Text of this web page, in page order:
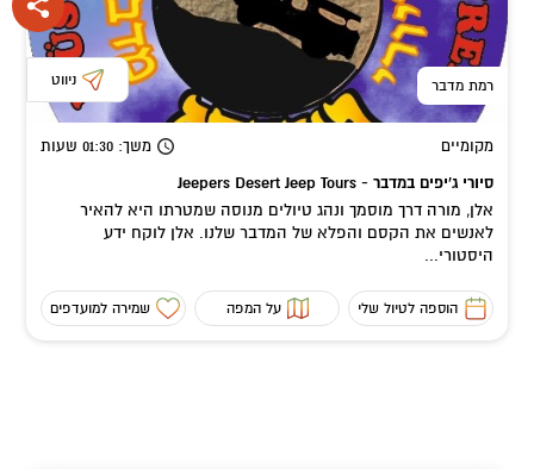
רמת מדבר ניווט
מקומיים משך: 01:30 שעות
סיורי ג'יפים במדבר - Jeepers Desert Jeep Tours
אלן, מורה דרך מוסמך ונהג טיולים מנוסה שמטרתו היא להאיר
לאנשים את הקסם והפלא של המדבר שלנו. אלן לוקח ידע
היסטורי...
הוספה לטיול שלי על המפה שמירה למועדפים